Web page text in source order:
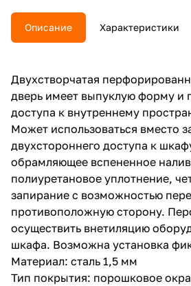
Описание Характеристики
Двухстворчатая
дверь имеет выпуклую форму и
доступа к внутреннему
Может использоваться вместо
двухстороннего доступа к
обрамляющее вспененное
полиуретановое уплотнение,
запирание с возможностью
противоположную сторону.
осуществить внетиляцию
шкафа. Возможна установка
Материал: сталь 1,5 мм
Тип покрытия: порошковое